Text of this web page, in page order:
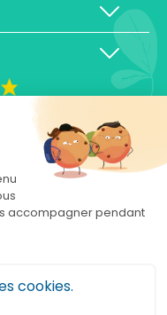
accompagner pendant
cookies.